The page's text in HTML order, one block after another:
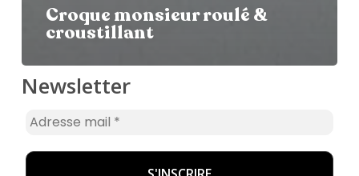
Croque monsieur roulé &
croustillant
Newsletter